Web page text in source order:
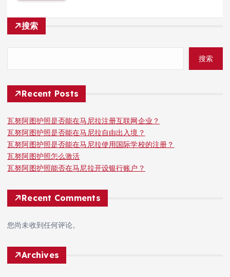
搜索
搜索
Recent Posts
瓦努阿图护照是否能在马尼拉注册互联网企业？
瓦努阿图护照是否能在马尼拉自由出入境？
瓦努阿图护照是否能在马尼拉使用国际学校的注册？
瓦努阿图护照怎么激活
瓦努阿图护照能否在马尼拉开设银行账户？
Recent Comments
您尚未收到任何评论。
Archives